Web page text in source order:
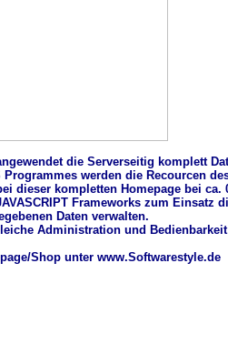
die Serverseitig komplett
werden die Recourcen
dieser kompletten Homepage bei ca.
Frameworks zum Einsatz
Daten verwalten.
Administration und
Shop unter www.Softwarestyle.de